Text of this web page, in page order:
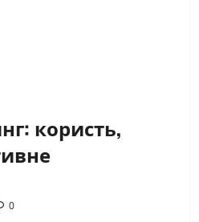
користь,
0